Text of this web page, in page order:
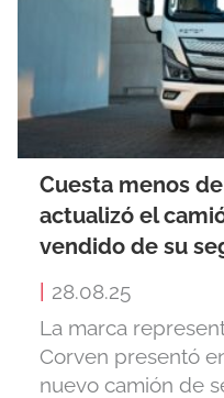
Cuesta menos
actualizó el
vendido de su
28.08.25
La marca
Corven presentó
nuevo camión de